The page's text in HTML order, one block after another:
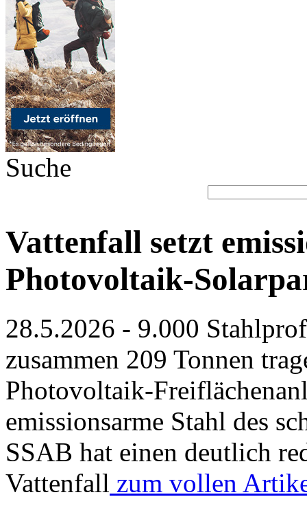
Suche
Vattenfall setzt
Photovoltaik-
28.5.2026 - 9.000
zusammen 209 Tonnen
Photovoltaik-
emissionsarme Stahl des
SSAB hat einen deutlich
Vattenfall zum vollen